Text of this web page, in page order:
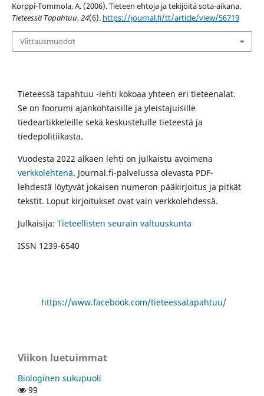
Korppi-Tommola, A. (2006). Tieteen ehtoja ja tekijöitä sota-aikana.
Tieteessä Tapahtuu,24(6). https://journal.fi/tt/article/view/56719
Viittausmuodot
Tieteessä tapahtuu -lehti kokoaa yhteen eri tieteenalat.
Se on foorumi ajankohtaisille ja yleistajuisille
tiedeartikkeleille sekä keskustelulle tieteestä ja
tiedepolitiikasta.
Vuodesta 2022 alkaen lehti on julkaistu avoimena
verkkolehtenä. Journal.fi-palvelussa olevasta PDF-
lehdestä löytyvät jokaisen numeron pääkirjoitus ja pitkät
tekstit. Loput kirjoitukset ovat vain verkkolehdessä.
Julkaisija: Tieteellisten seurain valtuuskunta
ISSN 1239-6540
https://www.facebook.com/tieteessatapahtuu/
Viikon luetuimmat
Biologinen sukupuoli
99